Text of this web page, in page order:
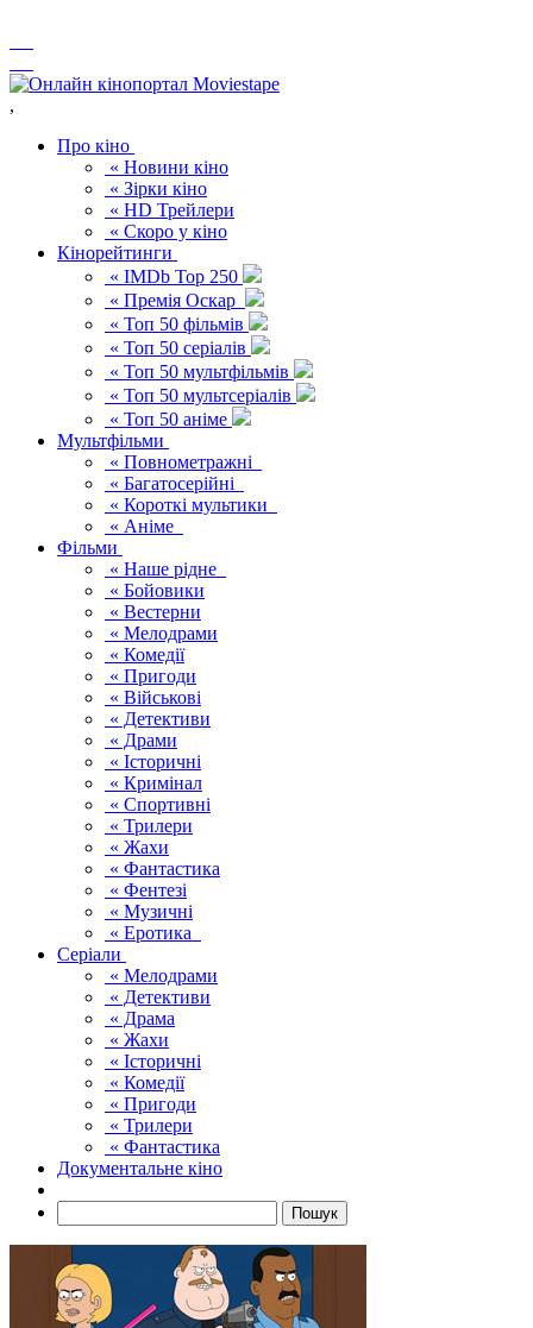
,
Про кіно
« Новини кіно
« Зірки кіно
« HD Трейлери
« Скоро у кіно
Кінорейтинги
« IMDb Top 250
« Премія Оскар
« Топ 50 фільмів
« Топ 50 серіалів
« Топ 50 мультфільмів
« Топ 50 мультсеріалів
« Топ 50 аніме
Мультфільми
« Повнометражні
« Багатосерійні
« Короткі мультики
« Аніме
Фільми
« Наше рідне
« Бойовики
« Вестерни
« Мелодрами
« Комедії
« Пригоди
« Військові
« Детективи
« Драми
« Історичні
« Кримінал
« Спортивні
« Трилери
« Жахи
« Фантастика
« Фентезі
« Музичні
« Еротика
Серіали
« Мелодрами
« Детективи
« Драма
« Жахи
« Історичні
« Комедії
« Пригоди
« Трилери
« Фантастика
Документальне кіно
Пошук